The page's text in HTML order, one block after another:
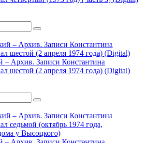
Архив. Записи Константина
шестой (2 апреля 1974 года) (Digital)